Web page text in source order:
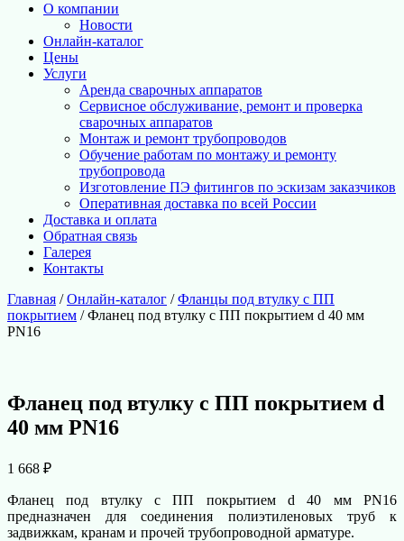
О компании
Новости
Онлайн-каталог
Цены
Услуги
Аренда сварочных аппаратов
Сервисное обслуживание, ремонт и проверка
сварочных аппаратов
Монтаж и ремонт трубопроводов
Обучение работам по монтажу и ремонту
трубопровода
Изготовление ПЭ фитингов по эскизам заказчиков
Оперативная доставка по всей России
Доставка и оплата
Обратная связь
Галерея
Контакты
Главная /Онлайн-каталог /Фланцы под втулку с ПП
покрытием / Фланец под втулку с ПП покрытием d 40 мм
PN16
Фланец под втулку с ПП покрытием d
40 мм PN16
1 668 ₽
Фланец под втулку с ПП покрытием d 40 мм PN16
предназначен для соединения полиэтиленовых труб к
задвижкам, кранам и прочей трубопроводной арматуре.